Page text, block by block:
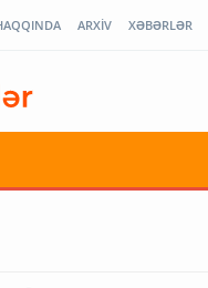
ARXİV XƏBƏRLƏR